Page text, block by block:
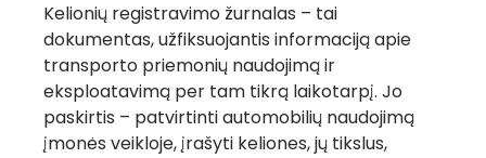
Kelionių registravimo žurnalas – tai
dokumentas, užfiksuojantis informaciją apie
transporto priemonių naudojimą ir
eksploatavimą per tam tikrą laikotarpį. Jo
paskirtis – patvirtinti automobilių naudojimą
įmonės veikloje, įrašyti keliones, jų tikslus,